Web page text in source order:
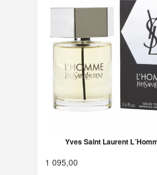
Yves Saint Laurent
1 095,00